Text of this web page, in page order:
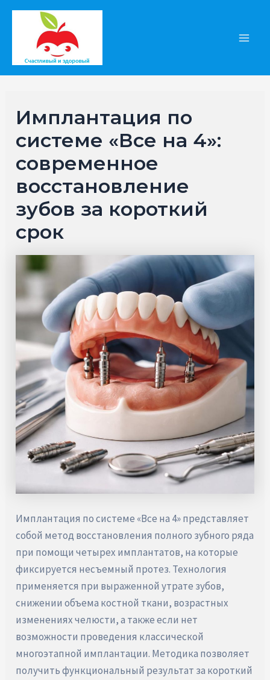
Перейти
содержимому
Имплантация по
системе «Все на 4»:
современное
восстановление
зубов за короткий
срок
Имплантация по системе «Все на 4» представляет
собой метод восстановления полного зубного ряда
при помощи четырех имплантатов, на которые
фиксируется несъемный протез. Технология
применяется при выраженной утрате зубов,
снижении объема костной ткани, возрастных
изменениях челюсти, а также если нет
возможности проведения классической
многоэтапной имплантации. Методика позволяет
получить функциональный результат за короткий